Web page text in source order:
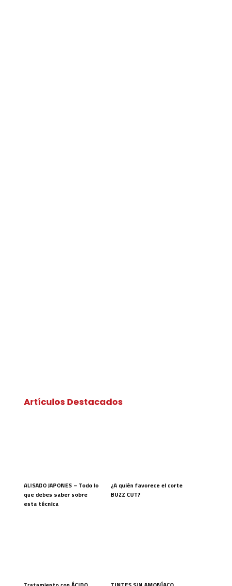
Artículos Destacados
ALISADO JAPONES – Todo lo
que debes saber sobre
esta técnica
¿A quién favorece el corte
BUZZ CUT?